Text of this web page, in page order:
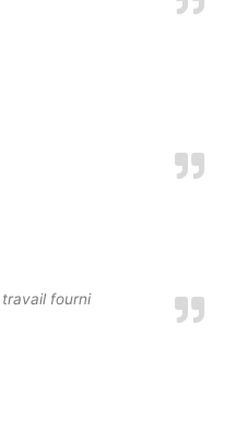
fourni